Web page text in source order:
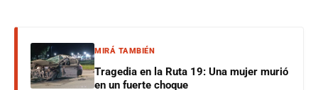
MIRÁ TAMBIÉN
Tragedia en la Ruta 19: Una mujer murió
en un fuerte choque